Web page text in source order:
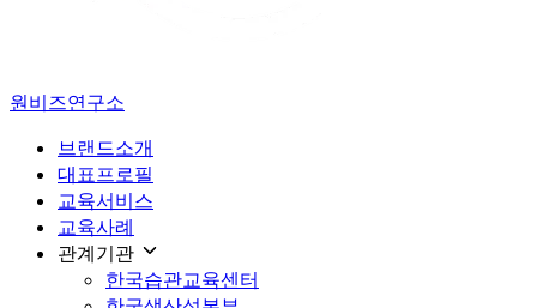
원비즈연구소
브랜드소개
대표프로필
교육서비스
교육사례
관계기관
한국습관교육센터